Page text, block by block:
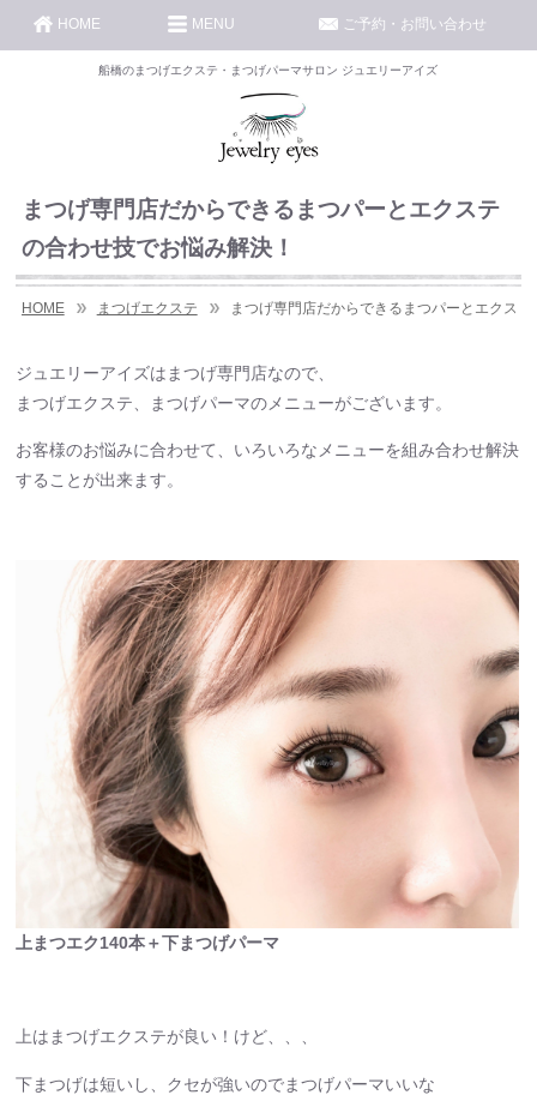
船橋のまつげエクステ・まつげパーマサロン ジュエリーアイズ
HOME ご予約・お問い合わせ
MENU
まつげ専門店だからできるまつパーとエクステ
の合わせ技でお悩み解決！
HOME まつげエクステ まつげ専門店だからできるまつパーとエクス
ジュエリーアイズはまつげ専門店なので、
まつげエクステ、まつげパーマのメニューがございます。
お客様のお悩みに合わせて、いろいろなメニューを組み合わせ解決
することが出来ます。
上まつエク140本＋下まつげパーマ
上はまつげエクステが良い！けど、、、
下まつげは短いし、クセが強いのでまつげパーマいいな